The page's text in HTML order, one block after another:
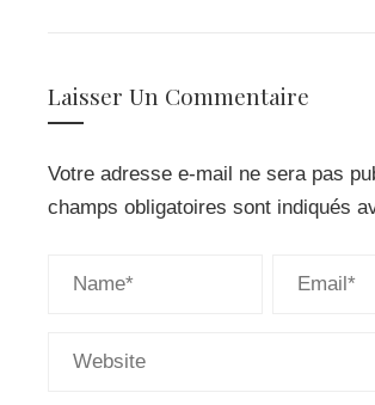
Laisser Un Commentaire
Votre adresse e-mail ne sera pas
champs obligatoires sont indiqués